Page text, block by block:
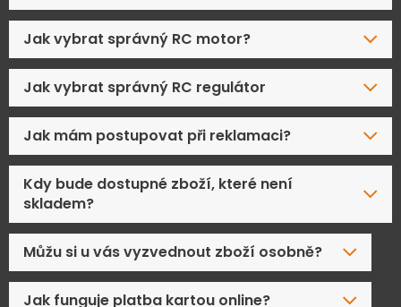
Jak vybrat správný RC motor?
Jak vybrat správný RC regulátor
Jak mám postupovat při reklamaci?
Kdy bude dostupné zboží, které není
skladem?
Můžu si u vás vyzvednout zboží osobně?
Jak funguje platba kartou online?